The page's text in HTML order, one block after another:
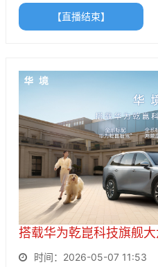
【直播结束】
搭载华为乾崑科技旗舰
时间：2026-05-07 11:53